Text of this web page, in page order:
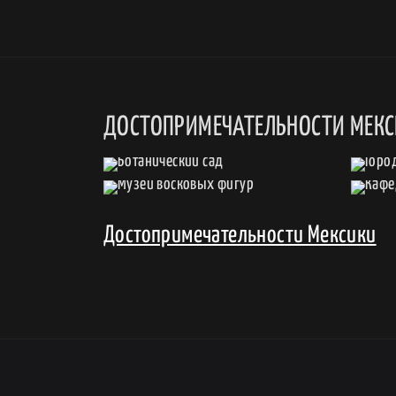
ДОСТОПРИМЕЧАТЕЛЬНОСТИ
Достопримечательности Мексики